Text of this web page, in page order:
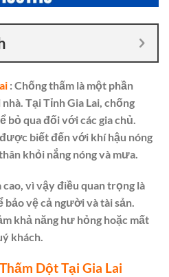
: Chống thấm là một phần
Tại Tỉnh Gia Lai, chống
bỏ qua đối với các gia chủ.
biết đến với khí hậu nóng
khỏi nắng nóng và mưa.
vì vậy điều quan trọng là
bảo vệ cả người và tài sản.
khả năng hư hỏng hoặc mất
khách.
Dột Tại Gia Lai